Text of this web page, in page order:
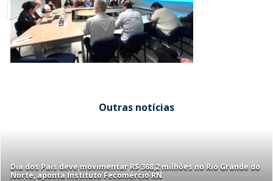
Outras notícias
Dia dos Pais deve movimentar R$ 368,2 milhões no Rio Grande do
Norte, aponta Instituto Fecomércio RN